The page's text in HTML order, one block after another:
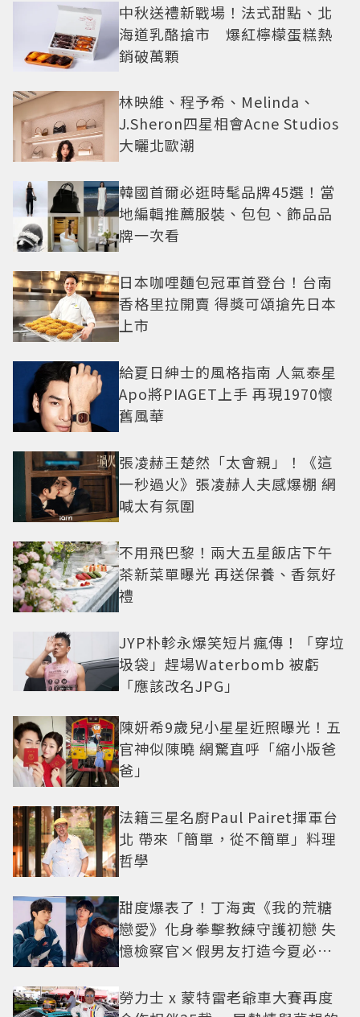
中秋送禮新戰場！法式甜點、北
海道乳酪搶市 爆紅檸檬蛋糕熱
銷破萬顆
林映維、程予希、Melinda、
J.Sheron四星相會Acne Studios
大曬北歐潮
韓國首爾必逛時髦品牌45選！當
地編輯推薦服裝、包包、飾品品
牌一次看
日本咖哩麵包冠軍首登台！台南
香格里拉開賣 得獎可頌搶先日本
上市
給夏日紳士的風格指南 人氣泰星
Apo將PIAGET上手 再現1970懷
舊風華
張凌赫王楚然「太會親」！《這
一秒過火》張凌赫人夫感爆棚 網
喊太有氛圍
不用飛巴黎！兩大五星飯店下午
茶新菜單曝光 再送保養、香氛好
禮
JYP朴軫永爆笑短片瘋傳！「穿垃
圾袋」趕場Waterbomb 被虧
「應該改名JPG」
陳妍希9歲兒小星星近照曝光！五
官神似陳曉 網驚直呼「縮小版爸
爸」
法籍三星名廚Paul Pairet揮軍台
北 帶來「簡單，從不簡單」料理
哲學
甜度爆表了！丁海寅《我的荒糖
戀愛》化身拳擊教練守護初戀 失
憶檢察官×假男友打造今夏必看
勞力士 x 蒙特雷老爺車大賽再度